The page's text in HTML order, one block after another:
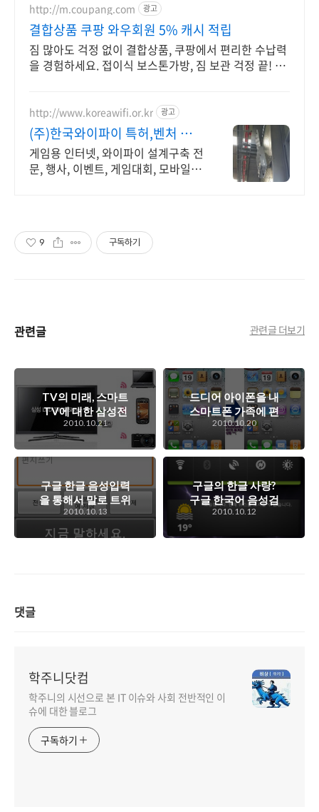
http://m.coupang.com 광고
결합상품 쿠팡 와우회원 5% 캐시 적립
짐 많아도 걱정 없이 결합상품, 쿠팡에서 편리한 수납력
을 경험하세요. 접이식 보스톤가방, 짐 보관 걱정 끝! 로
http://www.koreawifi.or.kr 광고
(주)한국와이파이 특허,벤처 빠른
상담 가능
게임용 인터넷, 와이파이 설계구축 전
문, 행사, 이벤트, 게임대회, 모바일게
9 구독하기
관련글 관련글 더보기
TV의 미래, 스마트
TV에 대한 삼성전
자의 스마트TV는
어떤 것일까?
2010.10.21
드디어 아이폰을 내
스마트폰 가족에 편
입시키게 되었다능..
^^;
2010.10.20
구글 한글 음성입력
을 통해서 말로 트위
터를 대충 때워보면
어떨까?
2010.10.13
구글의 한글 사랑?
구글 한국어 음성검
색과 구글 한글 키보
2010.10.12
댓글
학주니닷컴
학주니의 시선으로 본 IT 이슈와 사회 전반적인 이
슈에 대한 블로그
구독하기